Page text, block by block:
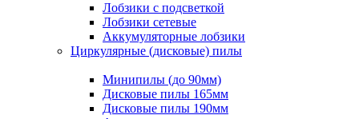
Лобзики с подсветкой
Лобзики сетевые
Аккумуляторные лобзики
Циркулярные (дисковые) пилы
Минипилы (до 90мм)
Дисковые пилы 165мм
Дисковые пилы 190мм